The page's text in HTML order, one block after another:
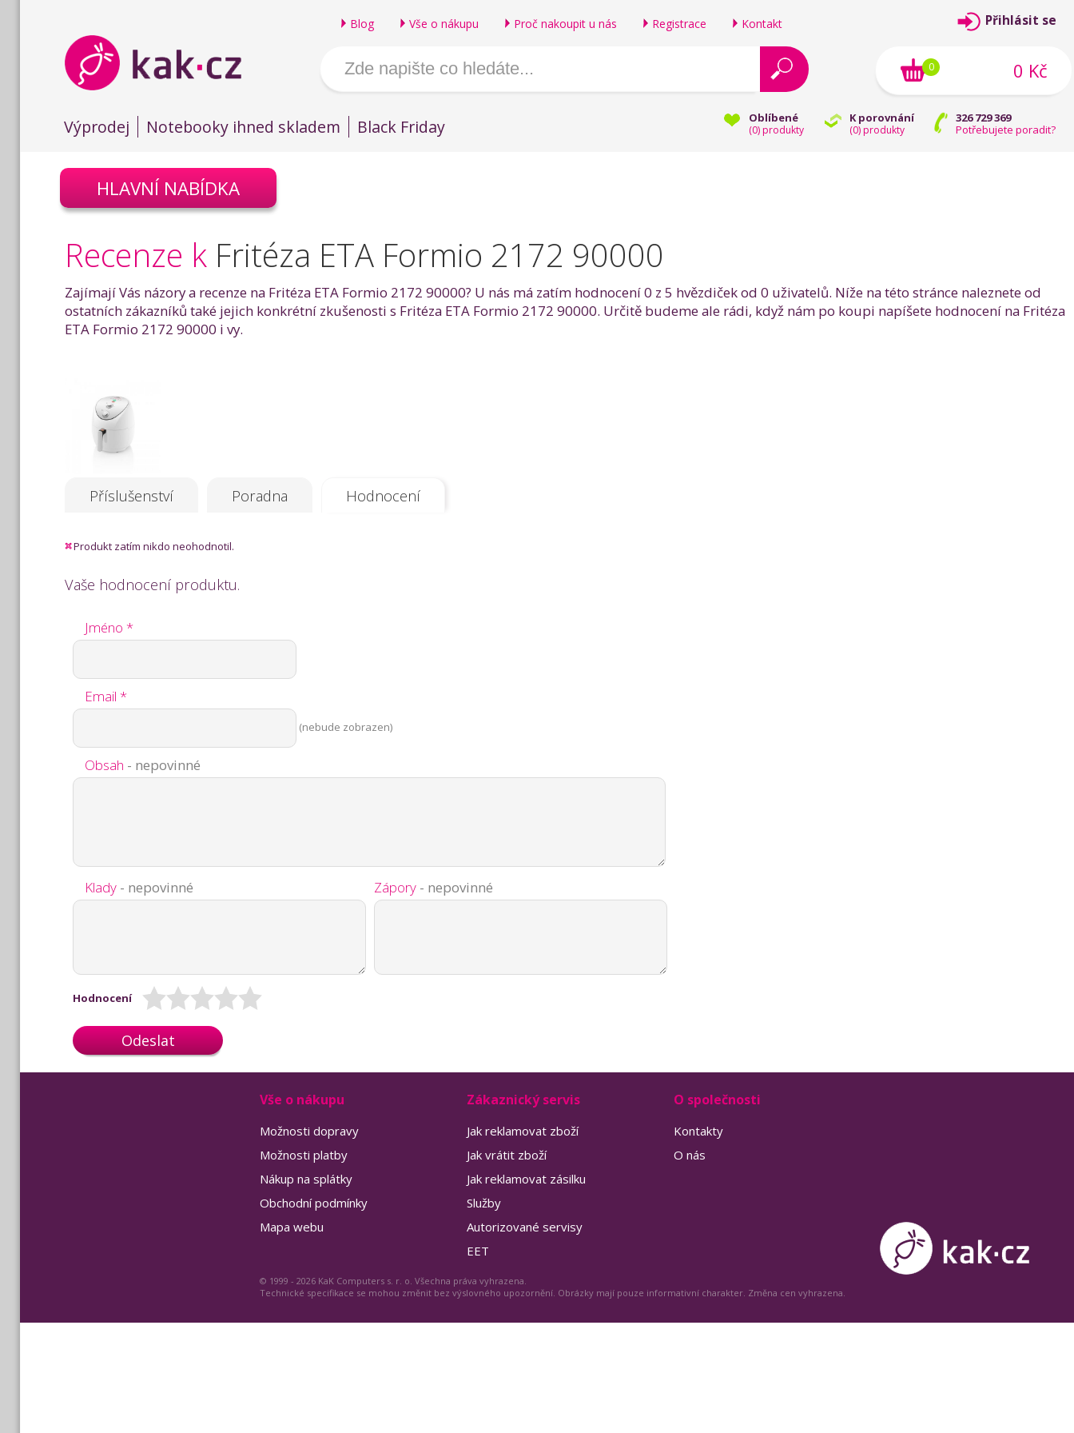
Blog Vše o nákupu Proč nakoupit u nás Registrace Kontakt
Oblíbené
(0) produkty
K porovnání
(0) produkty
326 729 369
Potřebujete poradit?
Výprodej Notebooky ihned skladem Black Friday
Přihlásit se
0 Kč
0
HLAVNÍ NABÍDKA
Recenze k Fritéza ETA Formio 2172 90000
Zajímají Vás názory a recenze na Fritéza ETA Formio 2172 90000? U nás má zatím hodnocení 0 z 5 hvězdiček od 0 uživatelů. Níže na této stránce naleznete od
ostatních zákazníků také jejich konkrétní zkušenosti s Fritéza ETA Formio 2172 90000. Určitě budeme ale rádi, když nám po koupi napíšete hodnocení na Fritéza
ETA Formio 2172 90000 i vy.
Příslušenství Poradna Hodnocení
Produkt zatím nikdo neohodnotil.
Vaše hodnocení produktu.
Jméno *
Email *
(nebude zobrazen)
Obsah - nepovinné
Klady - nepovinné Zápory - nepovinné
Hodnocení
Odeslat
Vše o nákupu
Možnosti dopravy
Možnosti platby
Nákup na splátky
Obchodní podmínky
Mapa webu
Zákaznický servis
Jak reklamovat zboží
Jak vrátit zboží
Jak reklamovat zásilku
Služby
Autorizované servisy
EET
O společnosti
Kontakty
O nás
© 1999 - 2026 KaK Computers s. r. o. Všechna práva vyhrazena.
Technické specifikace se mohou změnit bez výslovného upozornění. Obrázky mají pouze informativní charakter. Změna cen vyhrazena.